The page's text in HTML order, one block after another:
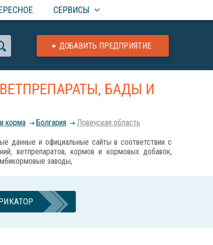
СЕРВИСЫ
ДОБАВИТЬ ПРЕДПРИЯТИЕ
БАДЫ И
корма Болгария Ловечская область
и официальные сайты в соответствии с
ветпрепаратов, кормов и кормовых добавок,
заводы,